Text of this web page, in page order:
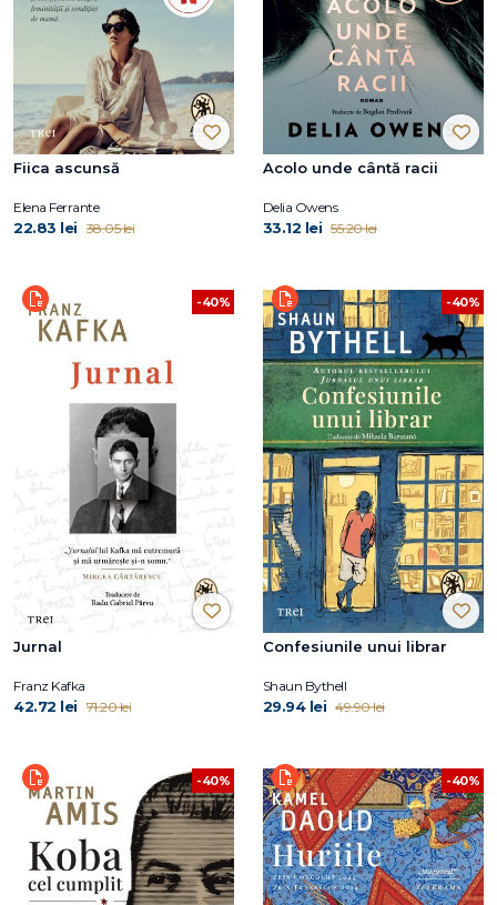
Fiica ascunsă
Elena Ferrante
22.83 lei 38.05 lei
Acolo unde cântă racii
Delia Owens
33.12 lei 55.20 lei
-40%
Jurnal
Franz Kafka
42.72 lei 71.20 lei
-40%
Confesiunile unui librar
Shaun Bythell
29.94 lei 49.90 lei
-40% -40%